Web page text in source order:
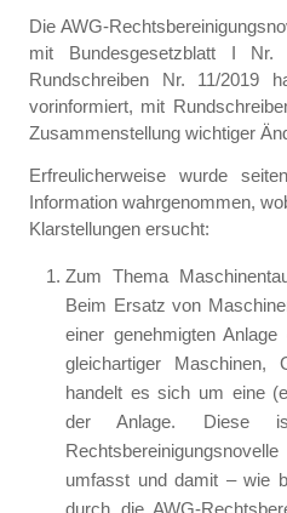
Die AWG-
mit Bundesgesetzblatt I Nr.
Rundschreiben Nr. 11/2019
vorinformiert, mit
Zusammenstellung wichtiger
Erfreulicherweise wurde
Information wahrgenommen,
Klarstellungen ersucht:
Zum Thema
Beim Ersatz von
einer genehmigten
gleichartiger Maschinen,
handelt es sich um eine
der Anlage.
umfasst und damit – wie
durch die AWG-